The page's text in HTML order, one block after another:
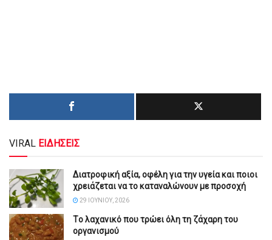
VIRAL ΕΙΔΗΣΕΙΣ
Διατροφική αξία, οφέλη για την υγεία και ποιοι
χρειάζεται να το καταναλώνουν με προσοχή
29 ΙΟΥΝΊΟΥ, 2026
Tο λαχανικό που τρώει όλη τη ζάχαρη του
οργανισμού